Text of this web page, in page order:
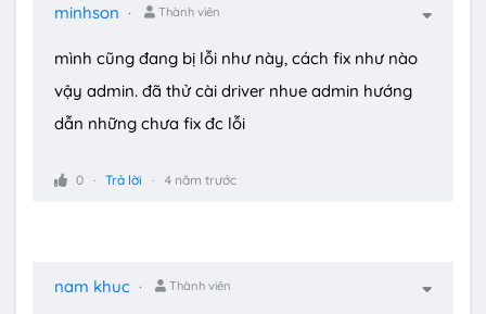
minhson Thành viên
mình cũng đang bị lỗi như này, cách fix như nào
vậy admin. đã thử cài driver nhue admin hướng
dẫn những chưa fix đc lỗi
0 Trả lời 4 năm trước
nam khuc Thành viên